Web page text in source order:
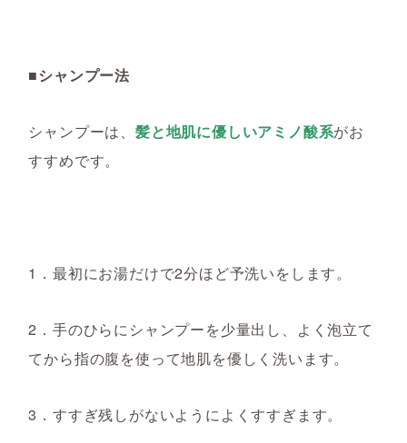
■シャンプー法
シャンプーは、 髪と地肌に優しいアミノ酸系がお
すすめです。
1．最初にお湯だけで2分ほど予洗いをします。
2．手のひらにシャンプーを少量出し、よく泡立て
てから指の腹を使って地肌を優しく洗います。
3．すすぎ残しがないようによくすすぎます。